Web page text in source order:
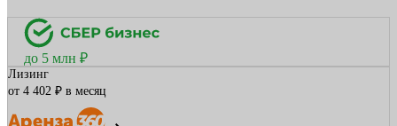
до 5 млн ₽
Лизинг
от 4 402 ₽ в месяц